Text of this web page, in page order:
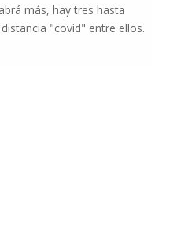
más, hay tres hasta
"covid" entre ellos.